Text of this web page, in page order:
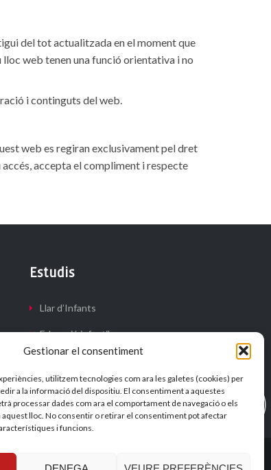
Gestionar el consentiment
utilitzem tecnologies com ara les galetes (cookies) per
a la informació del dispositiu. El consentiment a aquestes
processar dades com ara el comportament de navegació o els
lloc. No consentir o retirar el consentiment pot afectar
i funcions.
del tot actualitzada en el moment que
lloc web tenen una funció orientativa i no
i continguts del web.
web es regiran exclusivament pel dret
accepta el compliment i respecte
Estudis
Llar d’Infants
Educació infantil